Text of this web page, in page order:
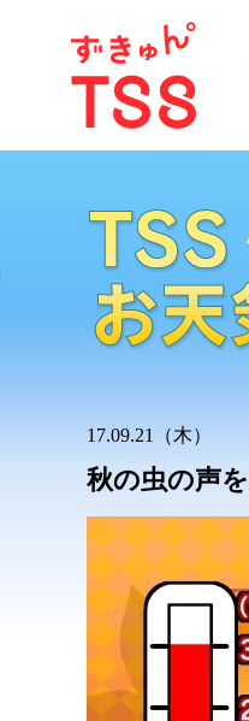
17.09.21（木）
秋の虫の声